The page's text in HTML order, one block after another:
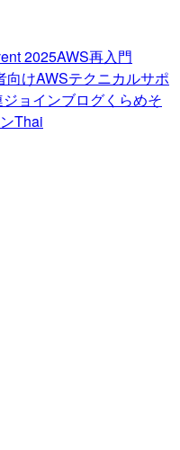
2025AWS再入門
向けAWSテクニカルサポ
ジョインブログくらめそ
Thai